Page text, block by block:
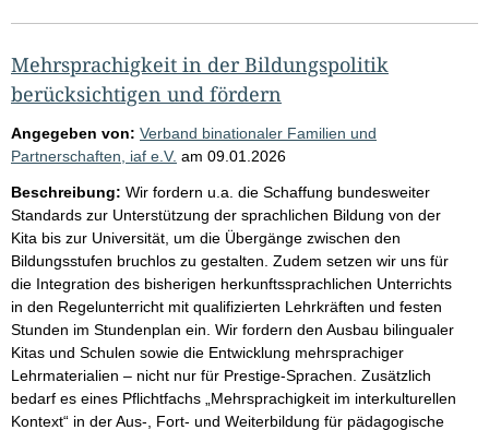
Mehrsprachigkeit in der Bildungspolitik
berücksichtigen und fördern
Angegeben von: Verband binationaler Familien und
Partnerschaften, iaf e.V. am 09.01.2026
Beschreibung: Wir fordern u.a. die Schaffung bundesweiter
Standards zur Unterstützung der sprachlichen Bildung von der
Kita bis zur Universität, um die Übergänge zwischen den
Bildungsstufen bruchlos zu gestalten. Zudem setzen wir uns für
die Integration des bisherigen herkunftssprachlichen Unterrichts
in den Regelunterricht mit qualifizierten Lehrkräften und festen
Stunden im Stundenplan ein. Wir fordern den Ausbau bilingualer
Kitas und Schulen sowie die Entwicklung mehrsprachiger
Lehrmaterialien – nicht nur für Prestige-Sprachen. Zusätzlich
bedarf es eines Pflichtfachs „Mehrsprachigkeit im interkulturellen
Kontext“ in der Aus-, Fort- und Weiterbildung für pädagogische